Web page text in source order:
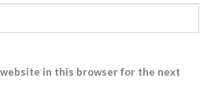
website in this browser for the next